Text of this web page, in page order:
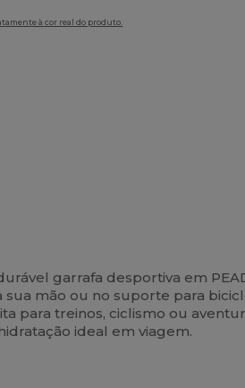
à cor real do produto.
garrafa desportiva em
mão ou no suporte para
para treinos, ciclismo ou
ideal em viagem.